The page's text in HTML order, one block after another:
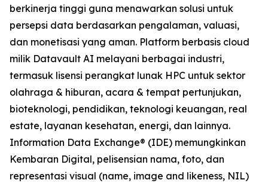
berkinerja tinggi guna menawarkan solusi untuk
persepsi data berdasarkan pengalaman, valuasi,
dan monetisasi yang aman. Platform berbasis cloud
milik Datavault AI melayani berbagai industri,
termasuk lisensi perangkat lunak HPC untuk sektor
olahraga & hiburan, acara & tempat pertunjukan,
bioteknologi, pendidikan, teknologi keuangan, real
estate, layanan kesehatan, energi, dan lainnya.
Information Data Exchange® (IDE) memungkinkan
Kembaran Digital, pelisensian nama, foto, dan
representasi visual (name, image and likeness, NIL)